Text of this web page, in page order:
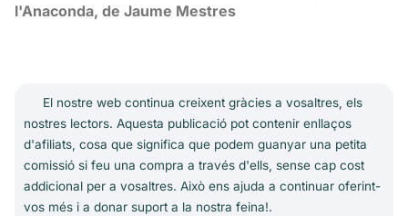
l'Anaconda, de Jaume Mestres
El nostre web continua creixent gràcies a vosaltres, els
nostres lectors. Aquesta publicació pot contenir enllaços
d'afiliats, cosa que significa que podem guanyar una petita
comissió si feu una compra a través d'ells, sense cap cost
addicional per a vosaltres. Això ens ajuda a continuar oferint-
vos més i a donar suport a la nostra feina!.